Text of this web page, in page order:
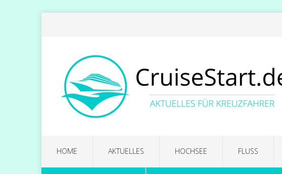
HOME AKTUELLES HOCHSEE FLUSS